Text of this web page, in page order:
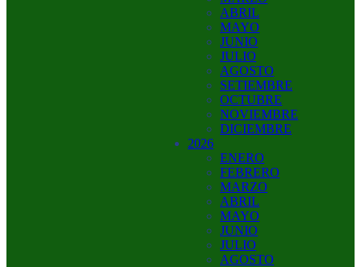
ABRIL
MAYO
JUNIO
JULIO
AGOSTO
SETIEMBRE
OCTUBRE
NOVIEMBRE
DICIEMBRE
2026
ENERO
FEBRERO
MARZO
ABRIL
MAYO
JUNIO
JULIO
AGOSTO